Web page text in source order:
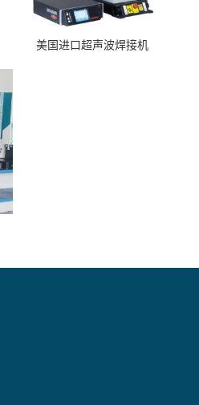
美国进口超声波焊接机